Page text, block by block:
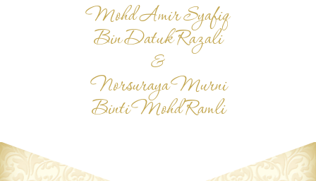
Mohd Amir Syafiq
Bin Datuk Razali
&
Norsuraya Murni
Binti Mohd Ramli